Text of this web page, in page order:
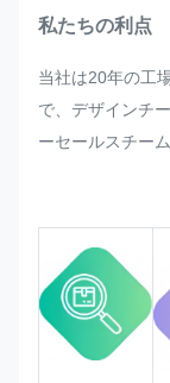
私たちの利点
当社は20年の工
で、デザインチ
ーセールスチー